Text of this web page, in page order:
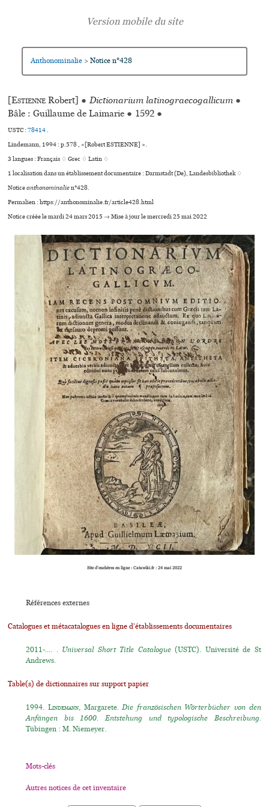
Anthonominalie > Notice n°428
[Estienne Robert] ● Dictionarium latinograecogallicum ●
Bâle : Guillaume de Laimarie ● 1592 ●
USTC :78414.
Lindemann, 1994 : p.578 , «[Robert ESTIENNE] ».
3 langues :Français ♢Grec ♢Latin ♢
1 localisation dans un établissement documentaire : Darmstadt (De), Landesbibliothek ♢
Noticeanthonominalien°428.
Permalien : https://anthonominalie.fr/article428.html
Notice créée le mardi 24 mars 2015 → Mise à jour le mercredi 25 mai 2022
Site d’enchères en ligne : Catawiki.fr : 24 mai 2022
Références externes
Catalogues et métacatalogues en ligne d'établissements documentaires
2011-.... . Universal Short Title Catalogue(USTC). Université de St
Andrews.
Table(s) de dictionnaires sur support papier
1994.Lindemann, Margarete.Die französischen Wörterbücher von den
Anfängen bis 1600. Entstehung und typologische Beschreibung.
Tübingen : M. Niemeyer.
Mots-clés
Autres notices de cet inventaire